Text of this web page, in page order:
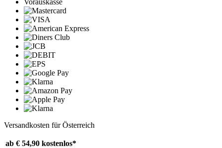
Vorauskasse
Versandkosten für Österreich
ab € 54,90 kostenlos*